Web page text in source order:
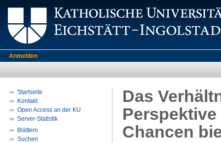
Anmelden
Startseite
Kontakt
Open Access an der KU
Server-Statistik
Blättern
Suchen
Das
Chancen